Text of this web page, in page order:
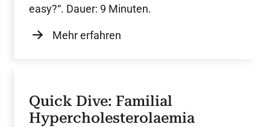
easy?“. Dauer: 9 Minuten.
Mehr erfahren
Quick Dive: Familial
Hypercholesterolaemia